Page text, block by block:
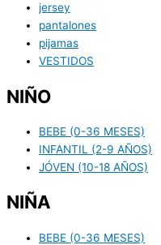
jersey
pantalones
pijamas
VESTIDOS
NIÑO
BEBE (0-36 MESES)
INFANTIL (2-9 AÑOS)
JÓVEN (10-18 AÑOS)
NIÑA
BEBE (0-36 MESES)